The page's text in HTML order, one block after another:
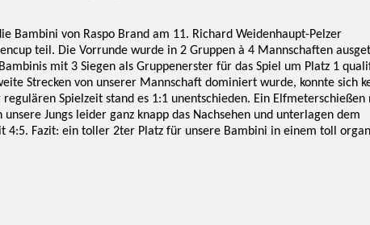
Bambini von Raspo Brand am 11. Richard Weidenhaupt-Pelzer
teil. Die Vorrunde wurde in 2 Gruppen à 4 Mannschaften
mit 3 Siegen als Gruppenerster für das Spiel um Platz 1
Strecken von unserer Mannschaft dominiert wurde, konnte sich
Spielzeit stand es 1:1 unentschieden. Ein Elfmeterschießen
Jungs leider ganz knapp das Nachsehen und unterlagen dem
4:5. Fazit: ein toller 2ter Platz für unsere Bambini in einem toll